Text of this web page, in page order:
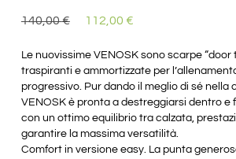
140,00€ 112,00 €
Le nuovissime VENOSK sono scarpe “door
traspiranti e ammortizzate per
progressivo. Pur dando il meglio di sé nella
VENOSK è pronta a destreggiarsi dentro e
con un ottimo equilibrio tra calzata,
garantire la massima versatilità.
Comfort in versione easy. La punta